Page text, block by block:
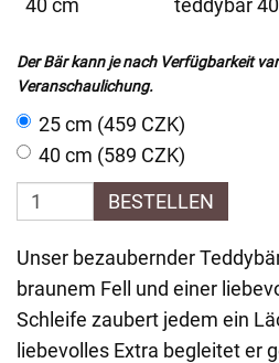
40 cm
teddybär
Der Bär kann je nach Verfügbarkeit
Veranschaulichung.
25 cm (459 CZK)
40 cm (589 CZK)
BESTELLEN
Unser bezaubernder
braunem Fell und einer
Schleife zaubert jedem ein
liebevolles Extra begleitet er